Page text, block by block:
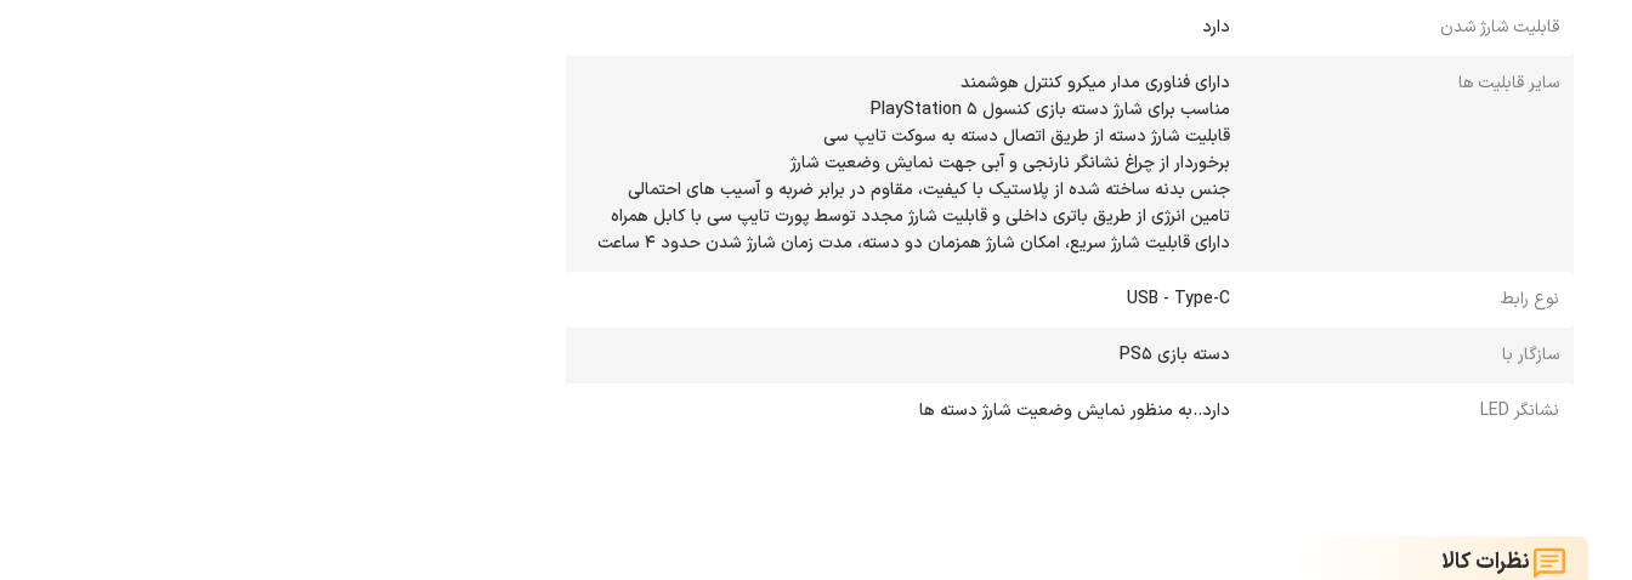
قابلیت شارژ شدن دارد
سایر قابلیت ها
دارای قابلیت شارژ سریع، امکان شارژ همزمان دو دسته، مدت زمان شارژ شدن حدود 4 ساعت
نوع رابط USB - Type-C
سازگار با دسته بازی PS5
نشانگر LED دارد..به منظور نمایش وضعیت شارژ دسته ها
نظرات کالا